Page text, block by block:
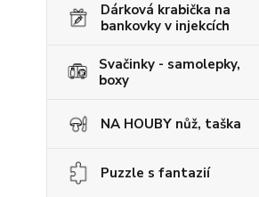
Dárková krabička na
bankovky v injekcích
Svačinky - samolepky,
boxy
NA HOUBY nůž, taška
Puzzle s fantazií